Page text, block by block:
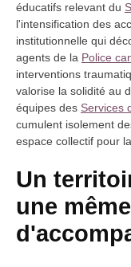
éducatifs relevant du
l'intensification des
institutionnelle qui
agents de la Police
interventions
valorise la solidité au
équipes des Services
cumulent isolement
espace collectif pour
Un
une